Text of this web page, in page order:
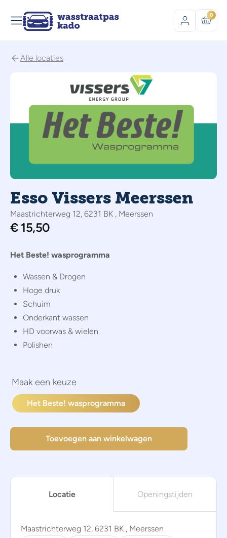
0
Alle locaties
Esso Vissers Meerssen
Maastrichterweg 12, 6231 BK , Meerssen
Het Beste! wasprogramma
Wassen & Drogen
Hoge druk
Schuim
Onderkant wassen
HD voorwas & wielen
Polishen
€15,50
Het Beste! wasprogramma
Toevoegen aan winkelwagen
Locatie Openingstijden
Maastrichterweg 12, 6231 BK , Meerssen